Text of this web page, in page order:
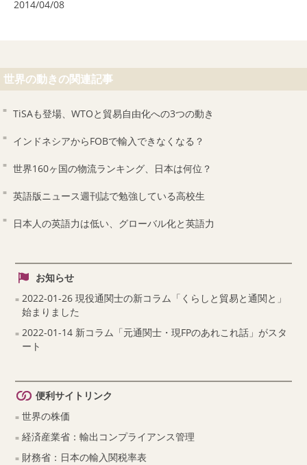
2014/04/08
世界の動きの関連記事
TiSAも登場、WTOと貿易自由化への3つの動き
インドネシアからFOBで輸入できなくなる？
世界160ヶ国の物流ランキング、日本は何位？
英語版ニュース週刊誌で勉強している高校生
日本人の英語力は低い、グローバル化と英語力
お知らせ
2022-01-26 現役通関士の新コラム「くらしと貿易と通関と」
始まりました
2022-01-14 新コラム「元通関士・現FPのあれこれ話」がスタ
ート
便利サイトリンク
世界の株価
経済産業省：輸出コンプライアンス管理
財務省：日本の輸入関税率表